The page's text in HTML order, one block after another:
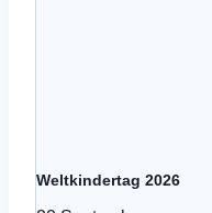
Weltkindertag 2026